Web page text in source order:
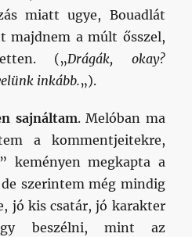
miatt ugye, Bouadlát
majdnem a múlt ősszel,
(„Drágák, okay?
inkább.„).
sajnáltam. Melóban ma
a kommentjeitekre,
keményen megkapta a
szerintem még mindig
jó kis csatár, jó karakter
beszélni, mint az